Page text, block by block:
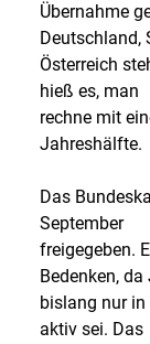
Übernahme
Deutschland,
Österreich
hieß es, man
rechne mit
Jahreshälfte.
Das
September
freigegeben.
Bedenken, da
bislang nur
aktiv sei. Das